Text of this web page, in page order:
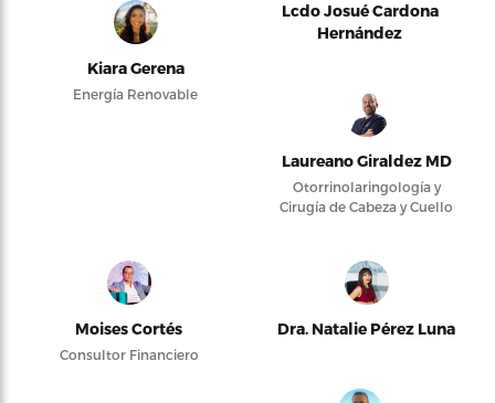
Kiara Gerena
Energía Renovable
Lcdo Josué Cardona
Hernández
Laureano Giraldez MD
Otorrinolaringología y
Cirugía de Cabeza y Cuello
Moises Cortés
Consultor Financiero
Dra. Natalie Pérez Luna